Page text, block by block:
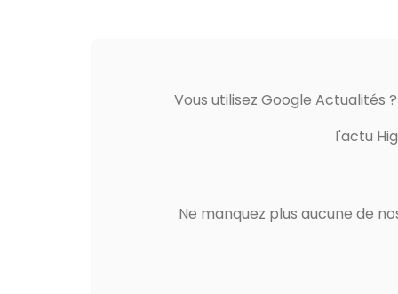
Vous utilisez Google Actualités
l'actu
Ne manquez plus aucune de